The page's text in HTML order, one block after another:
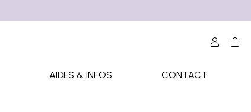
AIDES & INFOS CONTACT